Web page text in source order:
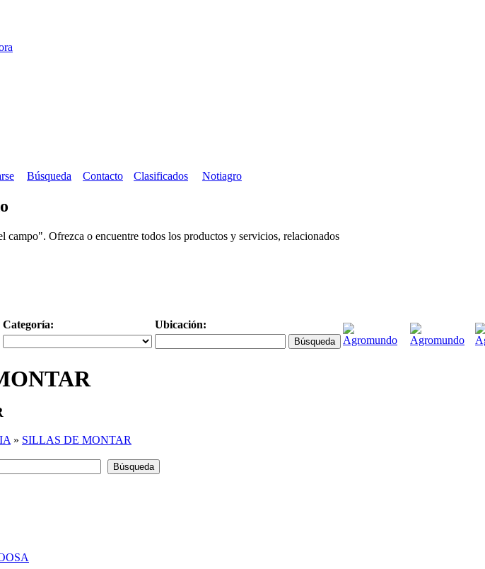
Búsqueda Contacto Clasificados Notiagro
Ofrezca o encuentre todos los productos y servicios, relacionados
Categoría: Ubicación:
» SILLAS DE MONTAR